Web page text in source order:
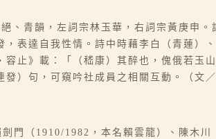
、青韻，左詞宗林玉華，右詞宗黃庚申
表達自我性情。詩中時藉李白（青蓮）
止》載：「（嵇康）其醉也，傀俄若玉
）句，可窺吟社成員之相關互動。（文
門（1910/1982，本名賴雲龍）、陳木